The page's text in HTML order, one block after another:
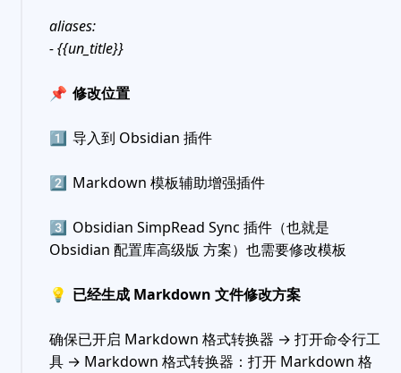
aliases:
- {{un_title}}
📌 修改位置
1️⃣ 导入到 Obsidian 插件
2️⃣ Markdown 模板辅助增强插件
3️⃣ Obsidian SimpRead Sync 插件（也就是
Obsidian 配置库高级版 方案）也需要修改模板
💡 已经生成 Markdown 文件修改方案
确保已开启 Markdown 格式转换器 → 打开命令行工
具 → Markdown 格式转换器：打开 Markdown 格